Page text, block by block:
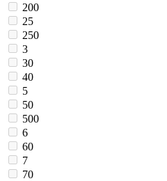
200
25
250
3
30
40
5
50
500
6
60
7
70